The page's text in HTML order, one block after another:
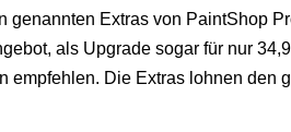
genannten Extras von PaintShop
als Upgrade sogar für nur
empfehlen. Die Extras lohnen den